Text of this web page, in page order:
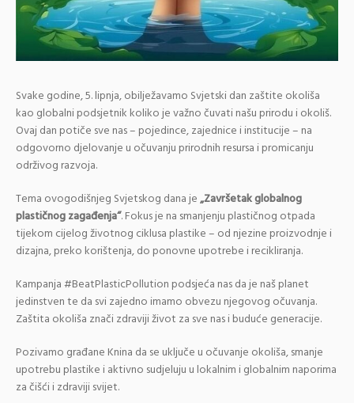
Svake godine, 5. lipnja, obilježavamo Svjetski dan zaštite okoliša
kao globalni podsjetnik koliko je važno čuvati našu prirodu i okoliš.
Ovaj dan potiče sve nas – pojedince, zajednice i institucije – na
odgovorno djelovanje u očuvanju prirodnih resursa i promicanju
održivog razvoja.
Tema ovogodišnjeg Svjetskog dana je„Završetak globalnog
plastičnog zagađenja“. Fokus je na smanjenju plastičnog otpada
tijekom cijelog životnog ciklusa plastike – od njezine proizvodnje i
dizajna, preko korištenja, do ponovne upotrebe i recikliranja.
Kampanja #BeatPlasticPollution podsjeća nas da je naš planet
jedinstven te da svi zajedno imamo obvezu njegovog očuvanja.
Zaštita okoliša znači zdraviji život za sve nas i buduće generacije.
Pozivamo građane Knina da se uključe u očuvanje okoliša, smanje
upotrebu plastike i aktivno sudjeluju u lokalnim i globalnim naporima
za čišći i zdraviji svijet.